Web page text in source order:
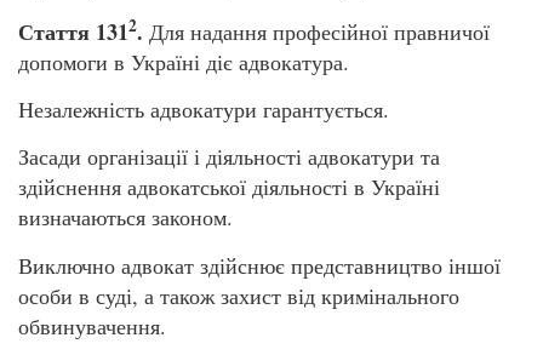
Стаття 1312. Для надання професійної правничої
допомоги в Україні діє адвокатура.
Незалежність адвокатури гарантується.
Засади організації і діяльності адвокатури та
здійснення адвокатської діяльності в Україні
визначаються законом.
Виключно адвокат здійснює представництво іншої
особи в суді, а також захист від кримінального
обвинувачення.